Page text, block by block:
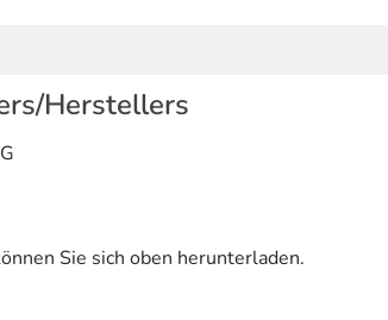
Herstellers
Sie sich oben herunterladen.